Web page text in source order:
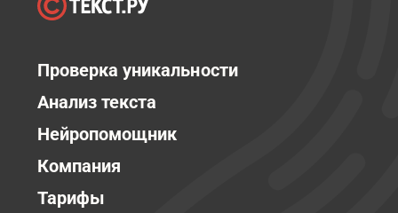
Проверка уникальности
Анализ текста
Нейропомощник
Компания
Тарифы